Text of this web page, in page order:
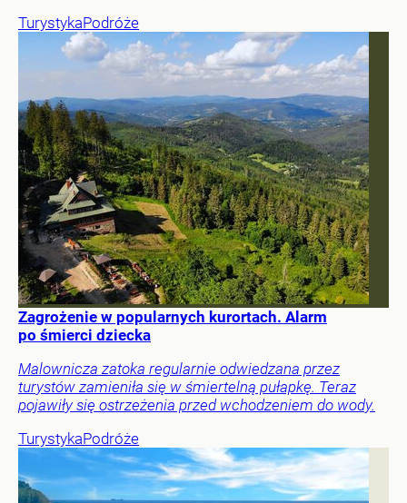
TurystykaPodróże
Zagrożenie w popularnych kurortach. Alarm
po śmierci dziecka
Malownicza zatoka regularnie odwiedzana przez
turystów zamieniła się w śmiertelną pułapkę. Teraz
pojawiły się ostrzeżenia przed wchodzeniem do wody.
TurystykaPodróże